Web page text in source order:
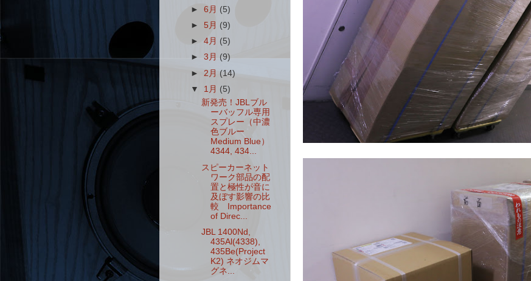
►6月 (5)
► 5月 (9)
►4月 (5)
►3月(9)
► 2月(14)
▼ 1月 (5)
新発売！JBLブル
ーバッフル専用
スプレー（中濃
色ブルー
Medium Blue）
4344, 434...
スピーカーネット
ワーク部品の配
置と極性が音に
及ぼす影響の比
較 Importance
of Direc...
JBL 1400Nd,
435Al(4338),
435Be(Project
K2) ネオジムマ
グネ...